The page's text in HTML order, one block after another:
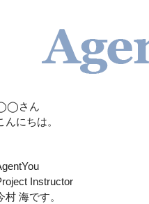
さん
んにちは。
Instructor
村 海です。